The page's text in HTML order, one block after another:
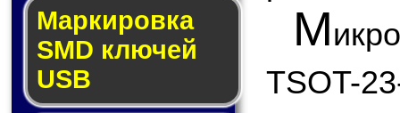
Маркировка
SMD клю­чей
USB
М
TSOT-